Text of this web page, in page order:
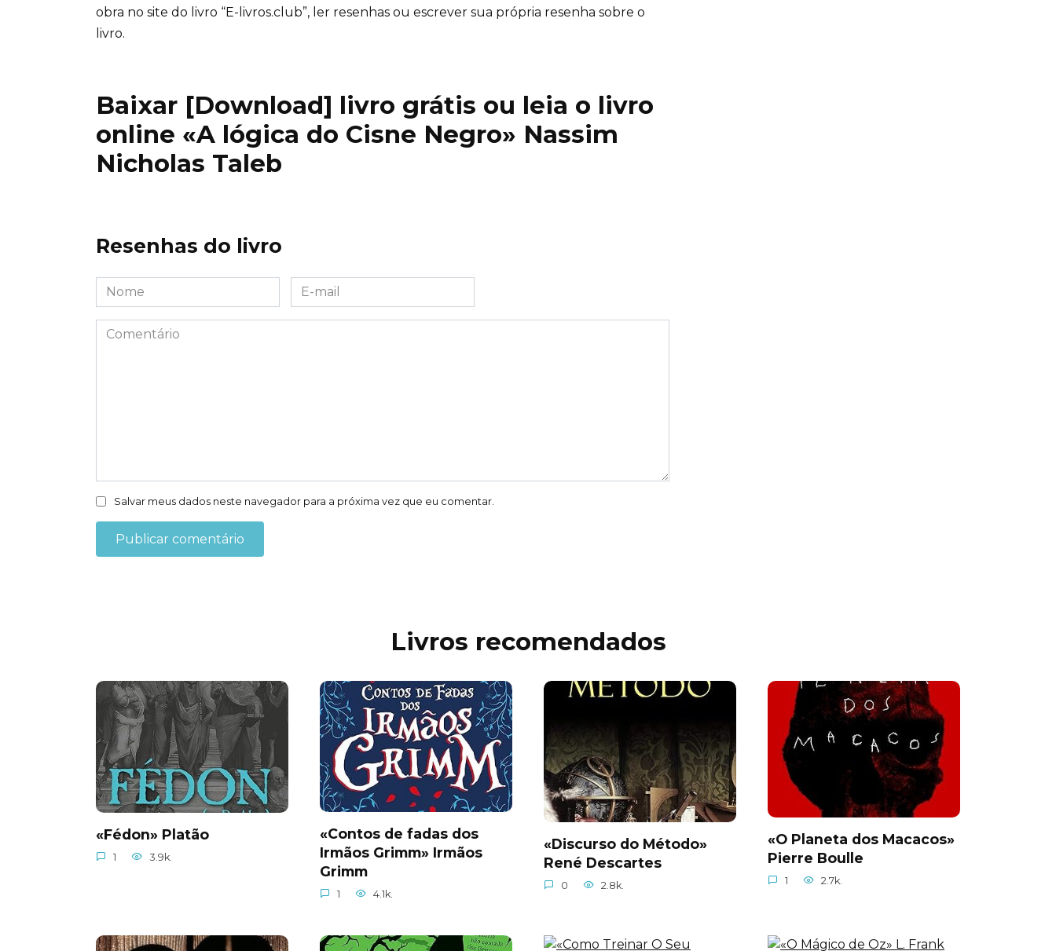
obra no site do livro “E-livros.club”, ler resenhas ou escrever sua própria resenha sobre o
livro.
Baixar [Download] livro grátis ou leia o livro
online «A lógica do Cisne Negro» Nassim
Nicholas Taleb
Resenhas do livro
Nome
*
E-
mail
*
Comentário
Salvar meus dados neste navegador para a próxima vez que eu comentar.
Livros recomendados
«Fédon» Platão
1 3.9k.
«Contos de fadas dos
Irmãos Grimm» Irmãos
Grimm
1 4.1k.
«Discurso do Método»
René Descartes
0 2.8k.
«O Planeta dos Macacos»
Pierre Boulle
1 2.7k.